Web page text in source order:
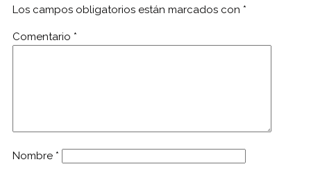
Los campos obligatorios están marcados con *
Comentario *
Nombre *